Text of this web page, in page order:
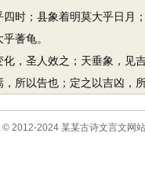
；县象着明莫大乎日月
蓍龟。
圣人效之；天垂象，见吉
以告也；定之以吉凶，所
2012-2024 某某古诗文言文网